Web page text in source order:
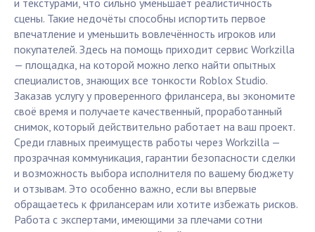
и текстурами, что сильно уменьшает реалистичность
сцены. Такие недочёты способны испортить первое
впечатление и уменьшить вовлечённость игроков или
покупателей. Здесь на помощь приходит сервис Workzilla
— площадка, на которой можно легко найти опытных
специалистов, знающих все тонкости Roblox Studio.
Заказав услугу у проверенного фрилансера, вы экономите
своё время и получаете качественный, проработанный
снимок, который действительно работает на ваш проект.
Среди главных преимуществ работы через Workzilla —
прозрачная коммуникация, гарантии безопасности сделки
и возможность выбора исполнителя по вашему бюджету
и отзывам. Это особенно важно, если вы впервые
обращаетесь к фрилансерам или хотите избежать рисков.
Работа с экспертами, имеющими за плечами сотни